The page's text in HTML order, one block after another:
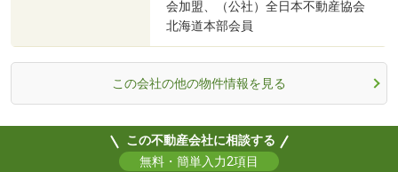
会加盟、（公社）全日本不動産協会
北海道本部会員
この会社の他の物件情報を見る
この不動産会社に相談する
無料・簡単入力2項目